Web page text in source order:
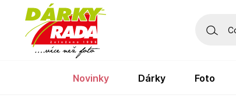
novinky dárky foto